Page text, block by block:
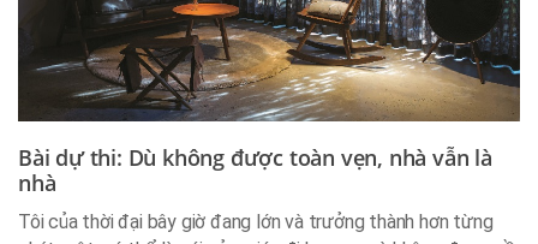
Bài dự thi: Dù không được toàn vẹn, nhà vẫn là
nhà
Tôi của thời đại bây giờ đang lớn và trưởng thành hơn từng